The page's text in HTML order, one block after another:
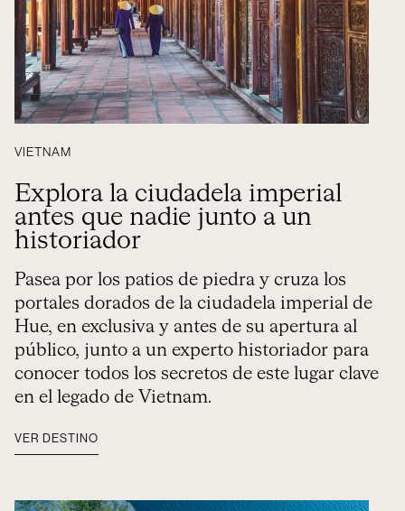
VIETNAM
Explora la ciudadela imperial
antes que nadie junto a un
historiador
Pasea por los patios de piedra y cruza los
portales dorados de la ciudadela imperial de
Hue, en exclusiva y antes de su apertura al
público, junto a un experto historiador para
conocer todos los secretos de este lugar clave
en el legado de Vietnam.
VER DESTINO